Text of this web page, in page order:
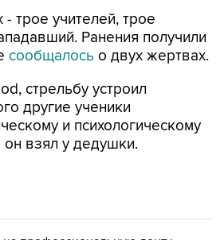
трое учителей, трое
Ранения получили
сообщалось о двух жертвах.
стрельбу устроил
другие ученики
и психологическому
взял у дедушки.